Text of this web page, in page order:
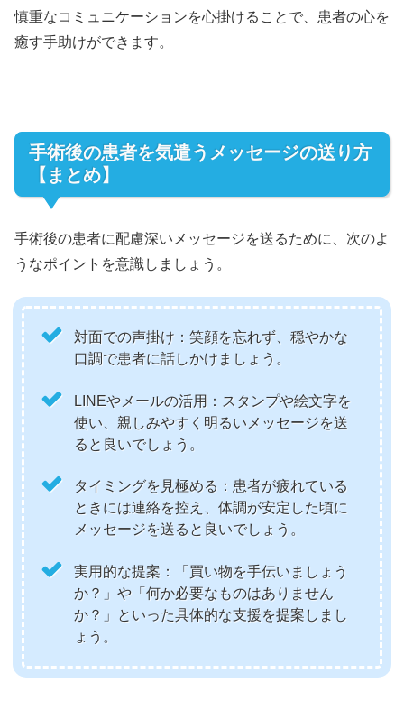
慎重なコミュニケーションを心掛けることで、患者の心を
癒す手助けができます。
手術後の患者を気遣うメッセージの送り方
【まとめ】
手術後の患者に配慮深いメッセージを送るために、次のよ
うなポイントを意識しましょう。
対面での声掛け：笑顔を忘れず、穏やかな
口調で患者に話しかけましょう。
LINEやメールの活用：スタンプや絵文字を
使い、親しみやすく明るいメッセージを送
ると良いでしょう。
タイミングを見極める：患者が疲れている
ときには連絡を控え、体調が安定した頃に
メッセージを送ると良いでしょう。
実用的な提案：「買い物を手伝いましょう
か？」や「何か必要なものはありません
か？」といった具体的な支援を提案しまし
ょう。